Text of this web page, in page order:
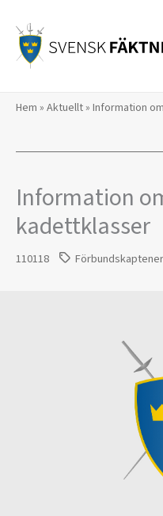
innehåll
Hem » Aktuellt» Information
Information
kadettklasser
110118 Förbundskaptener